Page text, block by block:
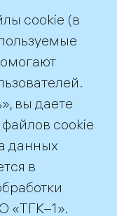
А.
88
cookie (в
вы даете
файлов cookie
данных
в
«ТГК–1».